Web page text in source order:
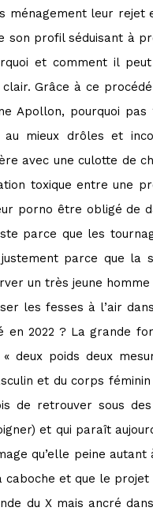
ménagement leur
son profil séduisant à
et comment il
Grâce à ce
Apollon, pourquoi pas
au mieux drôles et
avec une culotte de
toxique entre une
porno être obligé de
parce que les
parce que la
un très jeune
les fesses à l’air
2022 ? La grande
deux poids deux
et du corps féminin
de retrouver sous
et qui paraît
qu’elle peine
et que le
du X mais ancré